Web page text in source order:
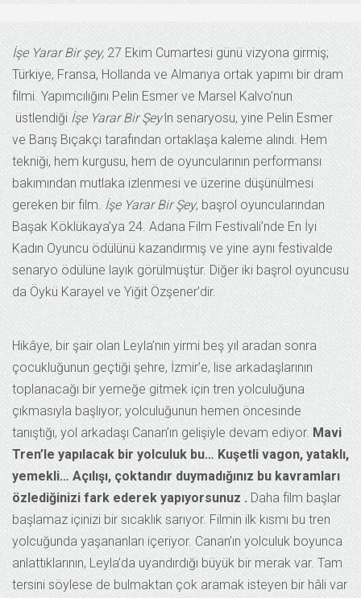
İşe Yarar Bir şey, 27 Ekim Cumartesi günü vizyona girmiş;
Türkiye, Fransa, Hollanda ve Almanya ortak yapımı bir dram
filmi. Yapımcılığını Pelin Esmer ve Marsel Kalvo’nun
üstlendiği İşe Yarar Bir Şey’in senaryosu, yine Pelin Esmer
ve Barış Bıçakçı tarafından ortaklaşa kaleme alındı. Hem
tekniği, hem kurgusu, hem de oyuncularının performansı
bakımından mutlaka izlenmesi ve üzerine düşünülmesi
gereken bir film. İşe Yarar Bir Şey, başrol oyuncularından
Başak Köklükaya’ya 24. Adana Film Festivali’nde En İyi
Kadın Oyuncu ödülünü kazandırmış ve yine aynı festivalde
senaryo ödülüne layık görülmüştür. Diğer iki başrol oyuncusu
da Öykü Karayel ve Yiğit Özşener’dir.
Hikâye, bir şair olan Leyla’nın yirmi beş yıl aradan sonra
çocukluğunun geçtiği şehre, İzmir’e, lise arkadaşlarının
toplanacağı bir yemeğe gitmek için tren yolculuğuna
çıkmasıyla başlıyor; yolculuğunun hemen öncesinde
tanıştığı, yol arkadaşı Canan’ın gelişiyle devam ediyor. Mavi
Tren’le yapılacak bir yolculuk bu… Kuşetli vagon, yataklı,
yemekli… Açılışı, çoktandır duymadığınız bu kavramları
özlediğinizi fark ederek yapıyorsunuz . Daha film başlar
başlamaz içinizi bir sıcaklık sarıyor. Filmin ilk kısmı bu tren
yolcuğunda yaşananları içeriyor. Canan’ın yolculuk boyunca
anlattıklarının, Leyla’da uyandırdığı büyük bir merak var. Tam
tersini söylese de bulmaktan çok aramak isteyen bir hâli var